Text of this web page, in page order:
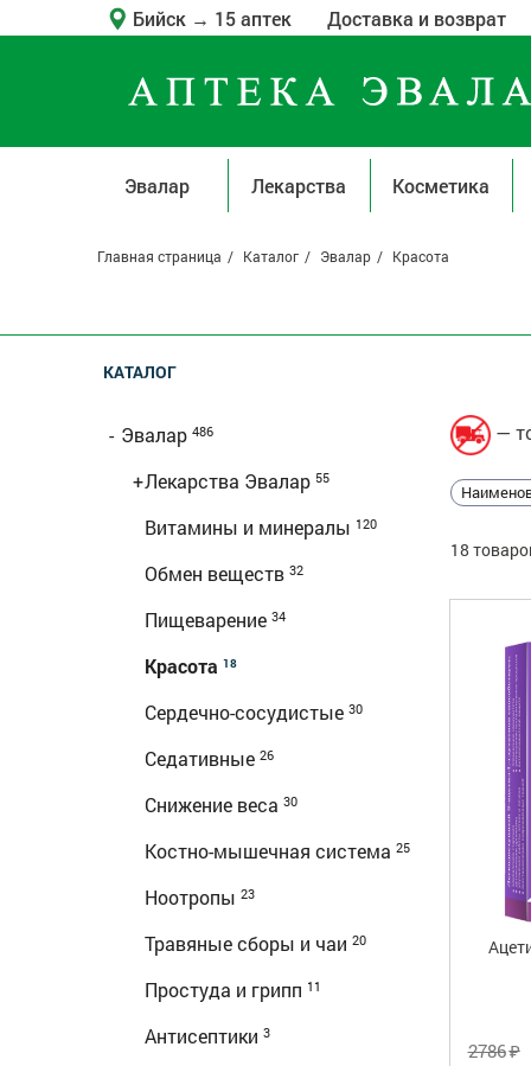
Бийск → 15 аптек Доставка и возврат
Эвалар Лекарства Косметика
Главная страница Каталог Эвалар Красота
КАТАЛОГ
- Эвалар 486
+Лекарства Эвалар 55
Витамины и минералы 120
Обмен веществ 32
Пищеварение 34
Красота 18
Сердечно-сосудистые 30
Седативные 26
Снижение веса 30
Костно-мышечная система 25
Ноотропы 23
Травяные сборы и чаи 20
Простуда и грипп 11
Антисептики 3
—
18
2786₽